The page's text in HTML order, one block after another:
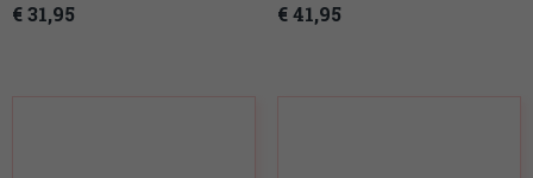
€ 31,95 € 41,95